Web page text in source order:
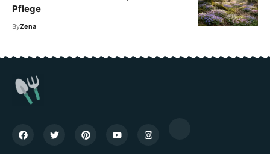
Pflege
ByZena